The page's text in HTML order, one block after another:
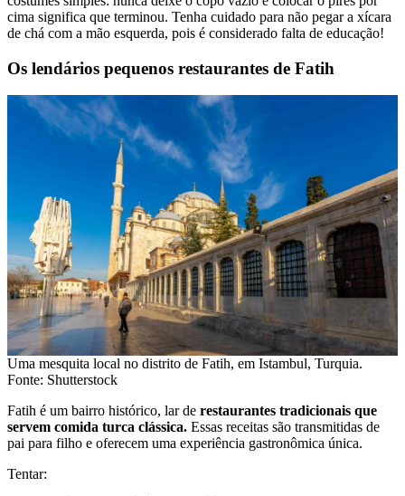
cima significa que terminou. Tenha cuidado para não pegar a xícara
de chá com a mão esquerda, pois é considerado falta de educação!
Os lendários pequenos restaurantes de Fatih
Uma mesquita local no distrito de Fatih, em Istambul, Turquia.
Fonte: Shutterstock
Fatih é um bairro histórico, lar de restaurantes tradicionais que
servem comida turca clássica. Essas receitas são transmitidas de
pai para filho e oferecem uma experiência gastronômica única.
Tentar: